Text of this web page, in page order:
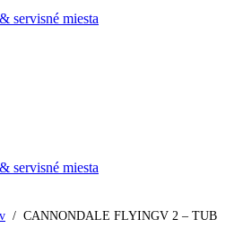
servisné miesta
servisné miesta
CANNONDALE FLYINGV 2 – TUB